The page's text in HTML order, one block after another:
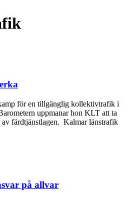
för en tillgänglig kollektivtrafik i
uppmanar hon KLT att ta
färdtjänstlagen. Kalmar länstrafik
på allvar